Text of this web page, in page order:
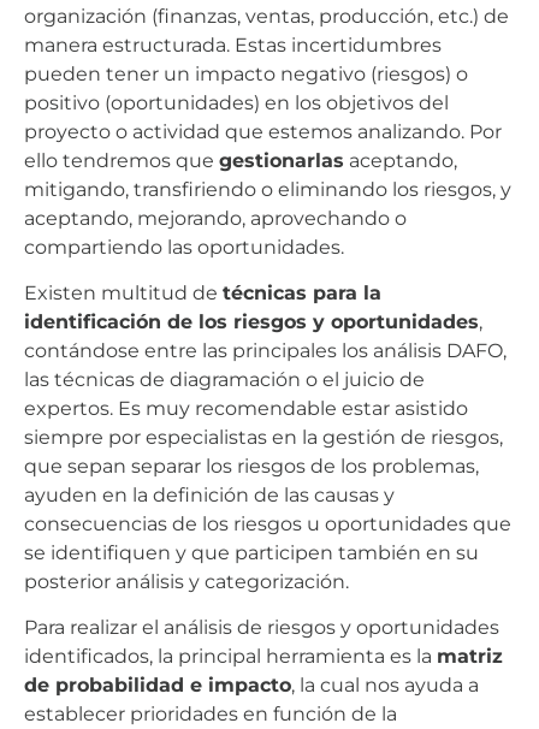
organización (finanzas, ventas, producción, etc.) de
manera estructurada. Estas incertidumbres
pueden tener un impacto negativo (riesgos) o
positivo (oportunidades) en los objetivos del
proyecto o actividad que estemos analizando. Por
ello tendremos que gestionarlas aceptando,
mitigando, transfiriendo o eliminando los riesgos, y
aceptando, mejorando, aprovechando o
compartiendo las oportunidades.
Existen multitud de técnicas para la
identificación de los riesgos y oportunidades,
contándose entre las principales los análisis DAFO,
las técnicas de diagramación o el juicio de
expertos. Es muy recomendable estar asistido
siempre por especialistas en la gestión de riesgos,
que sepan separar los riesgos de los problemas,
ayuden en la definición de las causas y
consecuencias de los riesgos u oportunidades que
se identifiquen y que participen también en su
posterior análisis y categorización.
Para realizar el análisis de riesgos y oportunidades
identificados, la principal herramienta es la matriz
de probabilidad e impacto, la cual nos ayuda a
establecer prioridades en función de la